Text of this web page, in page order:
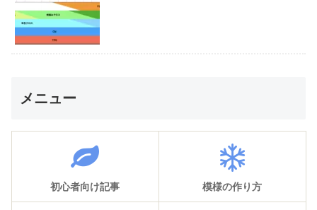
メニュー
初心者向け記事 模様の作り方